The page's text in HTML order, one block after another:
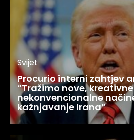
Svijet
Procurio interni zahtjev
“Tražimo nove,
nekonvencionalne
kažnjavanje Irana”